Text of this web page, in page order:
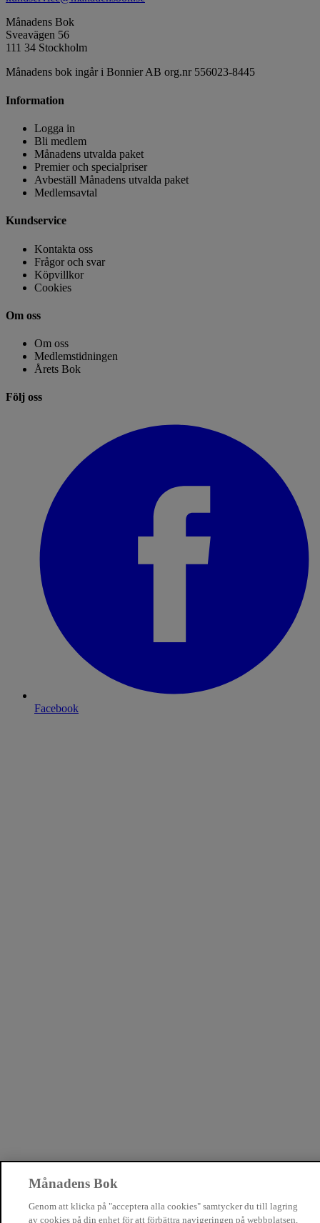
Månadens Bok
Sveavägen 56
111 34 Stockholm
Månadens bok ingår i Bonnier AB org.nr 556023-8445
Information
Logga in
Bli medlem
Månadens utvalda paket
Premier och specialpriser
Avbeställ Månadens utvalda paket
Medlemsavtal
Kundservice
Kontakta oss
Frågor och svar
Köpvillkor
Cookies
Om oss
Om oss
Medlemstidningen
Årets Bok
Följ oss
Facebook
Månadens Bok
Genom att klicka på "acceptera alla cookies" samtycker du till lagring
av cookies på din enhet för att förbättra navigeringen på webbplatsen,